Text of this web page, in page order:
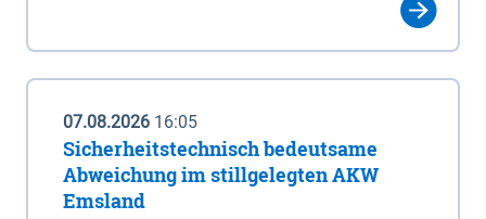
07.08.2026 16:05
Sicherheitstechnisch bedeutsame
Abweichung im stillgelegten AKW
Emsland